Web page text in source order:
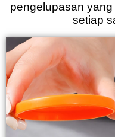
pengelupasan
setiap